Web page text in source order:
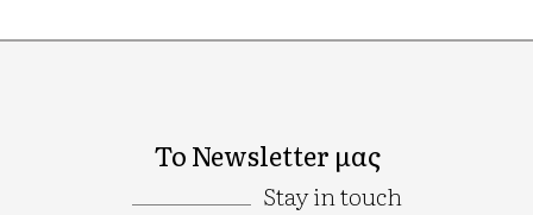
Το Newsletter μας
Stay in touch